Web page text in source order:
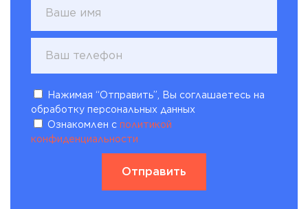
Нажимая “Отправить”, Вы соглашаетесь на
обработку персональных данных
Ознакомлен с политикой
конфиденциальности